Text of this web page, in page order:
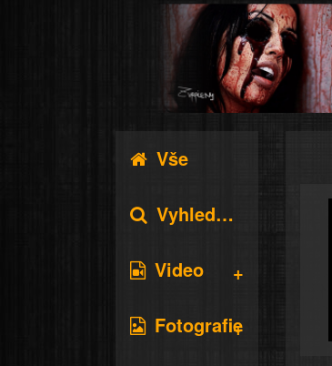
Vše
Vyhledávání
Video
Fotografie